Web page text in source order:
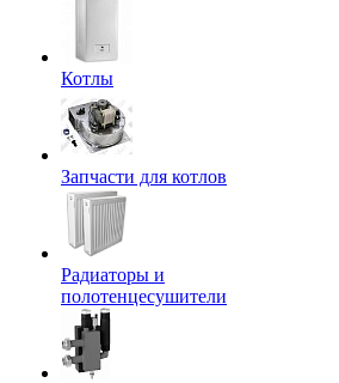
Котлы
Запчасти для котлов
Радиаторы и
полотенцесушители